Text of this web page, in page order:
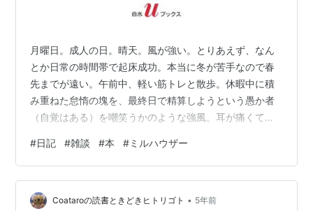
月曜日。成人の日。晴天。風が強い。とりあえず、なん
とか日常の時間帯で起床成功。本当に冬が苦手なので春
先までが遠い。午前中、軽い筋トレと散歩。休暇中に積
み重ねた怠惰の塊を、最終日で精算しようという愚か者
（自覚はある）を嘲笑うかのような強風。耳が痛くて、
ラ、ヨーグルト。白湯。昼。白米。キャベツと豚肉の味
噌マヨ炒め。酸辣湯風スープ。春雨サラダ。夜。白米。
青梗菜と海老のガーリック炒め。白菜と厚揚げの旨煮。
大根と油揚げの味噌汁。トマトのマリネ。夕食後にコー
#日記 #雑談 #本 #ミルハウザー
Coataroの読書ときどきヒトリゴト • 5年前